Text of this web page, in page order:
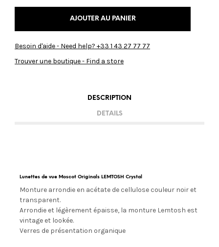
AJOUTER AU PANIER
Besoin d'aide - Need help? +33 1 43 27 77 77
Trouver une boutique - Find a store
DESCRIPTION
DETAILS
Lunettes de vue Moscot Originals LEMTOSH Crystal
Monture arrondie en acétate de cellulose couleur noir et
transparent.
Arrondie et légèrement épaisse, la monture Lemtosh est
vintage et lookée.
Verres de présentation organique